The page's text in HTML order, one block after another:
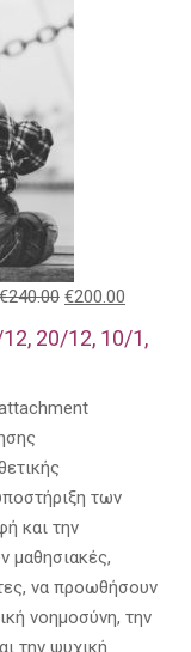
€240.00 €200.00
20/12, 10/1,
των
και την
μαθησιακές,
να προωθήσουν
νοημοσύνη, την
την ψυχική